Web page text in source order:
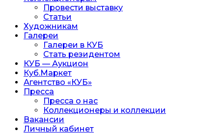
Провести выставку
Статьи
Художникам
Галереи
Галереи в КУБ
Стать резидентом
КУБ — Аукцион
Куб.Маркет
Агентство «КУБ»
Пресса
Пресса о нас
Коллекционеры и коллекции
Вакансии
Личный кабинет